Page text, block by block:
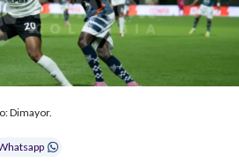
Dimayor.